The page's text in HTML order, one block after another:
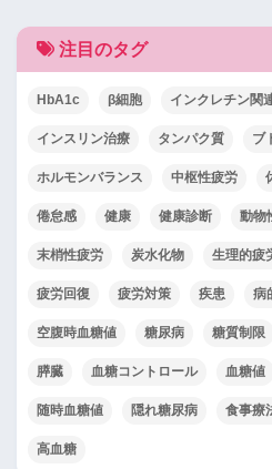
注目のタグ
HbA1c β細胞 インクレチン関
インスリン治療 タンパク質 ブ
ホルモンバランス 中枢性疲労
倦怠感 健康 健康診断 動物
末梢性疲労 炭水化物 生理的疲
疲労回復 疲労対策 疾患 病
空腹時血糖値 糖尿病 糖質制限
膵臓 血糖コントロール 血糖値
随時血糖値 隠れ糖尿病 食事療
高血糖